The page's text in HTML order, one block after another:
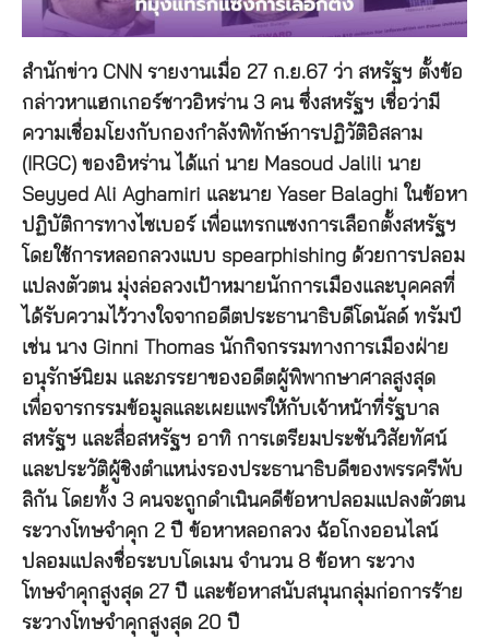
สำนักข่าว CNN รายงานเมื่อ 27 ก.ย.67 ว่า สหรัฐฯ ตั้งข้อ
กล่าวหาแฮกเกอร์ชาวอิหร่าน 3 คน ซึ่งสหรัฐฯ เชื่อว่ามี
ความเชื่อมโยงกับกองกำลังพิทักษ์การปฏิวัติอิสลาม
(IRGC) ของอิหร่าน ได้แก่ นาย Masoud Jalili นาย
Seyyed Ali Aghamiri และนาย Yaser Balaghi ในข้อหา
ปฏิบัติการทางไซเบอร์ เพื่อแทรกแซงการเลือกตั้งสหรัฐฯ
โดยใช้การหลอกลวงแบบ spearphishing ด้วยการปลอม
แปลงตัวตน มุ่งล่อลวงเป้าหมายนักการเมืองและบุคคลที่
ได้รับความไว้วางใจจากอดีตประธานาธิบดีโดนัลด์ ทรัมป์
เช่น นาง Ginni Thomas นักกิจกรรมทางการเมืองฝ่าย
อนุรักษ์นิยม และภรรยาของอดีตผู้พิพากษาศาลสูงสุด
เพื่อจารกรรมข้อมูลและเผยแพร่ให้กับเจ้าหน้าที่รัฐบาล
สหรัฐฯ และสื่อสหรัฐฯ อาทิ การเตรียมประชันวิสัยทัศน์
และประวัติผู้ชิงตำแหน่งรองประธานาธิบดีของพรรครีพับ
ลิกัน โดยทั้ง 3 คนจะถูกดำเนินคดีข้อหาปลอมแปลงตัวตน
ระวางโทษจำคุก 2 ปี ข้อหาหลอกลวง ฉ้อโกงออนไลน์
ปลอมแปลงชื่อระบบโดเมน จำนวน 8 ข้อหา ระวาง
โทษจำคุกสูงสุด 27 ปี และข้อหาสนับสนุนกลุ่มก่อการร้าย
ระวางโทษจำคุกสูงสุด 20 ปี